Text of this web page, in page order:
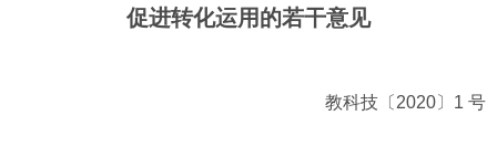
促进转化运用的若干意见
教科技〔2020〕1 号